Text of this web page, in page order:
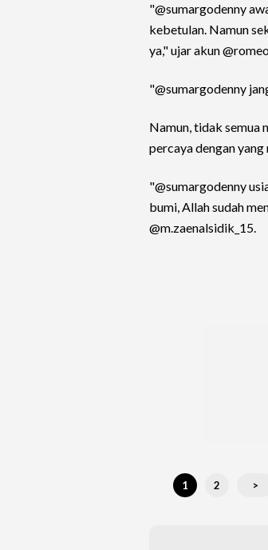
"@sumargodenny
kebetulan. Namun
ya," ujar akun
"@sumargodenny
Namun, tidak semua
percaya dengan
"@sumargodenny
bumi, Allah sudah
@m.zaenalsidik_15.
1 2 >